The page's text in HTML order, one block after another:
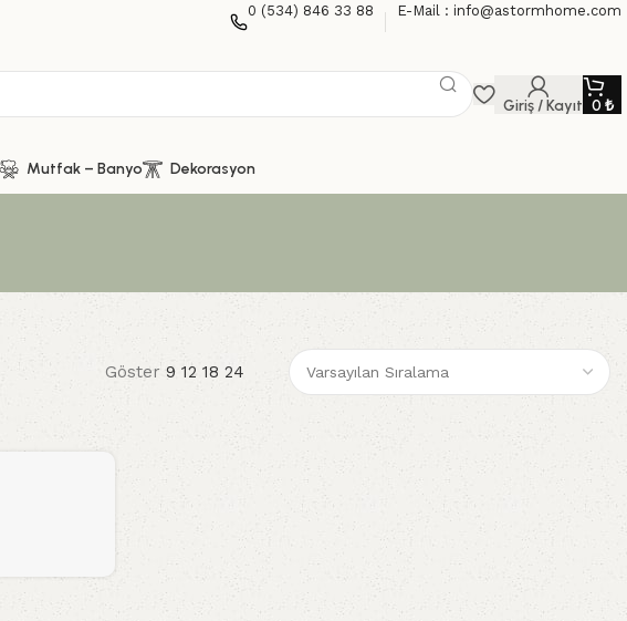
0 (534) 846 33 88 E-Mail : info@astormhome.com
Giriş / Kayıt 0 ₺
Mutfak – Banyo Dekorasyon
Göster 9 12 18 24